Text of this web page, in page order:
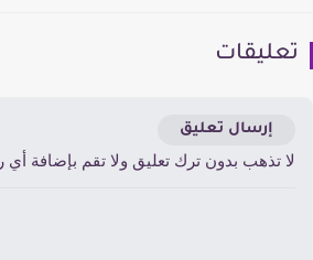
إرسال تعليق
تذهب بدون ترك تعليق ولا تقم بإضافة أي رابط